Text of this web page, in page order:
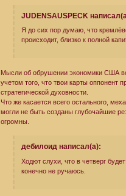
JUDENSAUSPECK
Я до сих пор думаю, что
происходит, близко к полной
Мысли об обрушении экономики США
учетом того, что твои карты оппонент
стратегической духовности.
Что же касается всего остального,
могли не быть созданы глубочайшие
огромны.
дебилоид написал(а):
Ходют слухи, что в четверг
конечно не ручаюсь.